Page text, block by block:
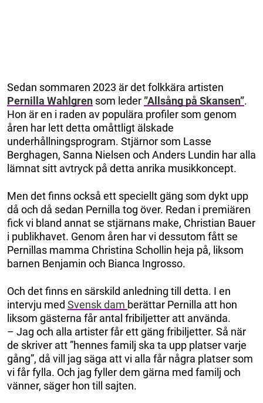
Sedan sommaren 2023 är det folkkära artisten
Pernilla Wahlgren som leder”Allsång på Skansen”.
Hon är en i raden av populära profiler som genom
åren har lett detta omåttligt älskade
underhållningsprogram. Stjärnor som Lasse
Berghagen, Sanna Nielsen och Anders Lundin har alla
lämnat sitt avtryck på detta anrika musikkoncept.
Men det finns också ett speciellt gäng som dykt upp
då och då sedan Pernilla tog över. Redan i premiären
fick vi bland annat se stjärnans make, Christian Bauer
i publikhavet. Genom åren har vi dessutom fått se
Pernillas mamma Christina Schollin heja på, liksom
barnen Benjamin och Bianca Ingrosso.
Och det finns en särskild anledning till detta. I en
intervju med Svensk dam berättar Pernilla att hon
liksom gästerna får antal fribiljetter att använda.
– Jag och alla artister får ett gäng fribiljetter. Så när
de skriver att ”hennes familj ska ta upp platser varje
gång”, då vill jag säga att vi alla får några platser som
vi får fylla. Och jag fyller dem gärna med familj och
vänner, säger hon till sajten.